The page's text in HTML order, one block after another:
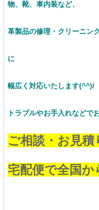
物、靴、車内装など、
革製品の修理・クリーニン
に
幅広く対応いたします(^^)/
トラブルやお手入れなどで
ご相談・お見積
宅配便で全国か